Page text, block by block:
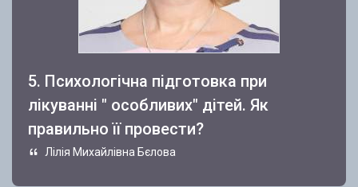
5. Психологічна підготовка при
лікуванні " особливих" дітей. Як
правильно її провести?
Лілія Михайлівна Бєлова